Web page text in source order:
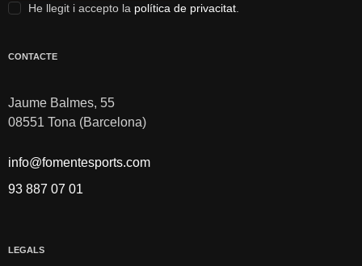
He llegit i accepto la política de privacitat
CONTACTE
Jaume Balmes, 55
08551 Tona (Barcelona)
info@fomentesports.com
93 887 07 01
LEGALS